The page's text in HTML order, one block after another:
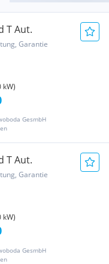
T Aut.
Garantie
kW)
GesmbH
T Aut.
Garantie
kW)
GesmbH